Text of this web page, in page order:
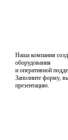
Наша компания
оборудования
и оперативной
Заполните форму,
презентацию.